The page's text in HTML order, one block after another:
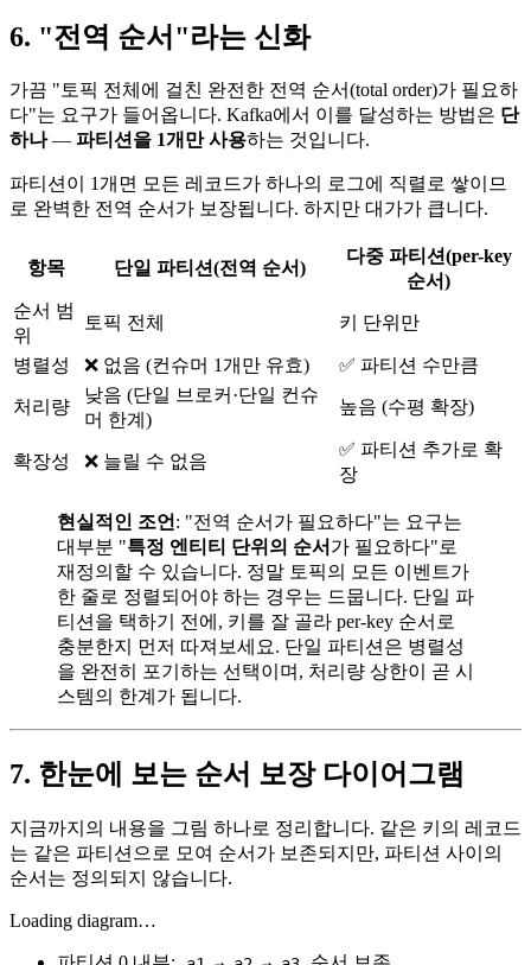
6. "전역 순서"라는 신화
가끔 "토픽 전체에 걸친 완전한 전역 순서(total order)가 필요하
다"는 요구가 들어옵니다. Kafka에서 이를 달성하는 방법은 단
하나— 파티션을 1개만 사용하는 것입니다.
파티션이 1개면 모든 레코드가 하나의 로그에 직렬로 쌓이므
로 완벽한 전역 순서가 보장됩니다. 하지만 대가가 큽니다.
항목 단일 파티션(전역 순서)
다중 파티션(per-key
순서)
순서 범
위
토픽 전체 키 단위만
병렬성 ❌ 없음 (컨슈머 1개만 유효) ✅ 파티션 수만큼
처리량
낮음 (단일 브로커·단일 컨슈
머 한계)
높음 (수평 확장)
확장성 ❌ 늘릴 수 없음
✅ 파티션 추가로 확
장
현실적인 조언: "전역 순서가 필요하다"는 요구는
대부분 "특정 엔티티 단위의 순서 가 필요하다"로
재정의할 수 있습니다. 정말 토픽의 모든 이벤트가
한 줄로 정렬되어야 하는 경우는 드뭅니다. 단일 파
티션을 택하기 전에, 키를 잘 골라 per-key 순서로
충분한지 먼저 따져보세요. 단일 파티션은 병렬성
을 완전히 포기하는 선택이며, 처리량 상한이 곧 시
스템의 한계가 됩니다.
7. 한눈에 보는 순서 보장 다이어그램
지금까지의 내용을 그림 하나로 정리합니다. 같은 키의 레코드
는 같은 파티션으로 모여 순서가 보존되지만, 파티션 사이의
순서는 정의되지 않습니다.
Loading diagram…